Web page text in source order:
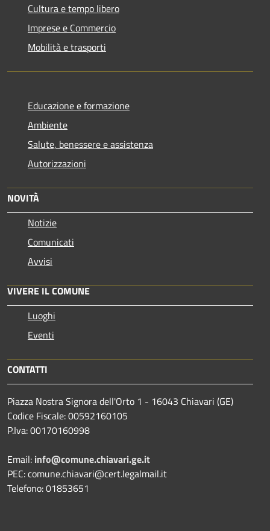
Cultura e tempo libero
Imprese e Commercio
Mobilità e trasporti
Educazione e formazione
Ambiente
Salute, benessere e assistenza
Autorizzazioni
NOVITÀ
Notizie
Comunicati
Avvisi
VIVERE IL COMUNE
Luoghi
Eventi
CONTATTI
Piazza Nostra Signora dell'Orto 1 - 16043 Chiavari (GE)
Codice Fiscale: 00592160105
P.Iva: 00170160998
Email: info@comune.chiavari.ge.it
PEC: comune.chiavari@cert.legalmail.it
Telefono: 01853651